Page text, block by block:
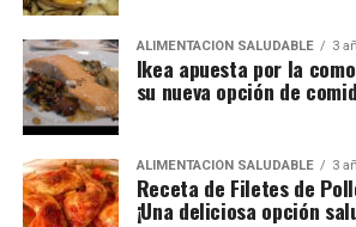
ALIMENTACIÓN SALUDABLE 3
Ikea apuesta por la
su nueva opción de
ALIMENTACIÓN SALUDABLE 3
Receta de Filetes de
¡Una deliciosa opción